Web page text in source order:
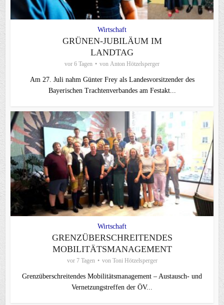
Wirtschaft
GRÜNEN-JUBILÄUM IM
LANDTAG
vor 6 Tagen von Anton Hötzelsperger
Am 27. Juli nahm Günter Frey als Landesvorsitzender des
Bayerischen Trachtenverbandes am Festakt...
Wirtschaft
GRENZÜBERSCHREITENDES
MOBILITÄTSMANAGEMENT
vor 7 Tagen von Toni Hötzelsperger
Grenzüberschreitendes Mobilitätsmanagement – Austausch- und
Vernetzungstreffen der ÖV...